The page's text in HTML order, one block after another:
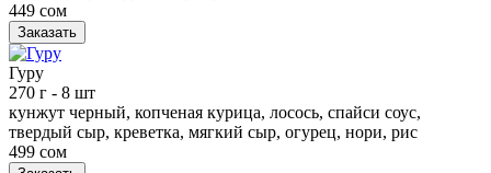
449 сом
Заказать
Гуру
270 г - 8 шт
кунжут черный, копченая курица, лосось, спайси соус,
твердый сыр, креветка, мягкий сыр, огурец, нори, рис
499 сом